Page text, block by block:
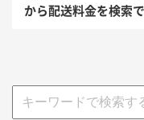
から配送料金を検索